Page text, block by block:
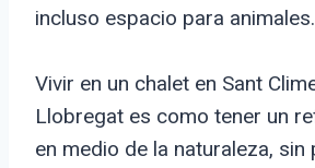
incluso espacio para animales.
Vivir en un chalet en Sant
Llobregat es como tener un
en medio de la naturaleza, sin